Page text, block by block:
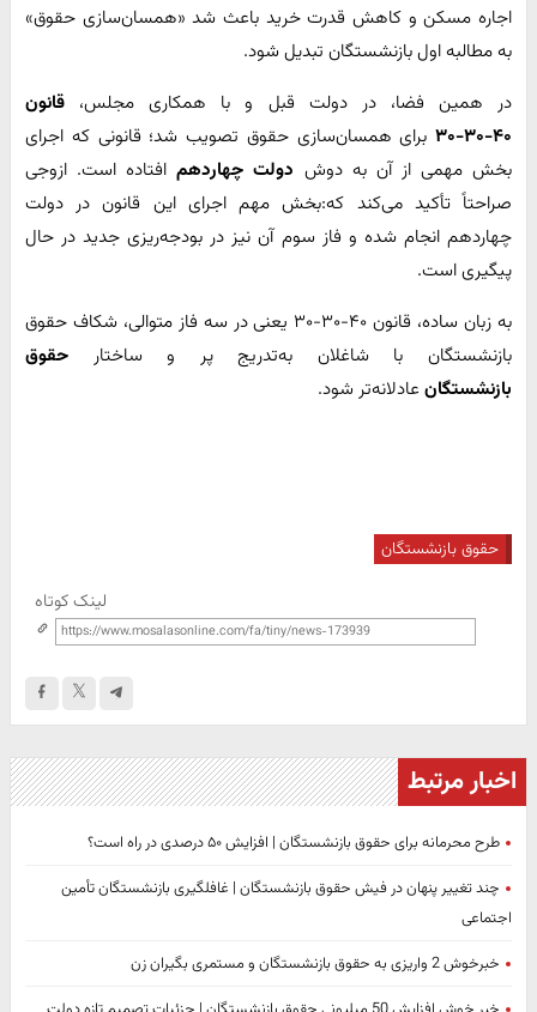
اجاره مسکن و کاهش قدرت خرید باعث شد «همسان‌سازی حقوق»
به مطالبه اول بازنشستگان تبدیل شود.
در همین فضا، در دولت قبل و با همکاری مجلس، قانون
۴۰-۳۰-۳۰
برای همسان‌سازی حقوق تصویب شد؛ قانونی که اجرای
بخش مهمی از آن به دوش دولت چهاردهمافتاده است. ازوجی
صراحتاً تأکید می‌کند که:بخش مهم اجرای این قانون در دولت
چهاردهم انجام شده و فاز سوم آن نیز در بودجه‌ریزی جدید در حال
پیگیری است.
به زبان ساده، قانون ۴۰-۳۰-۳۰ یعنی در سه فاز متوالی، شکاف حقوق
بازنشستگان با شاغلان به‌تدریج پر و ساختار حقوق
بازنشستگان عادلانه‌تر شود.
حقوق بازنشستگان
لینک کوتاه
اخبار مرتبط
طرح محرمانه برای حقوق بازنشستگان | افزایش ۵۰ درصدی در راه است؟
چند تغییر پنهان در فیش حقوق بازنشستگان | غافلگیری بازنشستگان تأمین
اجتماعی
خبرخوش 2 واریزی به حقوق بازنشستگان و مستمری بگیران زن